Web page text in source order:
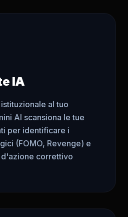
IA
al tuo
AI scansiona le tue
per identificare i
(FOMO, Revenge) e
correttivo